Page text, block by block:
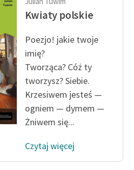
Kwiaty polskie
Poezjo! jakie twoje
imię?
Tworząca? Cóż ty
tworzysz? Siebie.
Krzesiwem jesteś —
ogniem — dymem —
Żniwem się...
Czytaj więcej